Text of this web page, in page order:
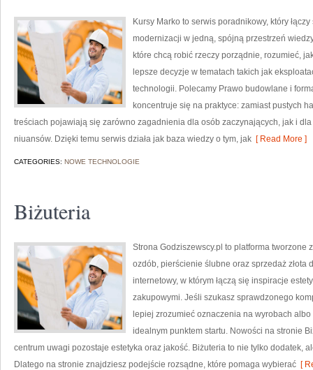
Kursy Marko to serwis poradnikowy, który
modernizacji w jedną, spójną przestrzeń
które chcą robić rzeczy porządnie, rozumieć,
lepsze decyzje w tematach takich jak
technologii. Polecamy Prawo budowlane i
koncentruje się na praktyce: zamiast pustych
treściach pojawiają się zarówno zagadnienia dla osób zaczynających, jak i
niuansów. Dzięki temu serwis działa jak baza wiedzy o tym, jak [ Read More ]
CATEGORIES: NOWE TECHNOLOGIE
Biżuteria
Strona Godziszewscy.pl to platforma tworzone
ozdób, pierścienie ślubne oraz sprzedaż złota
internetowy, w którym łączą się inspiracje
zakupowymi. Jeśli szukasz sprawdzonego
lepiej zrozumieć oznaczenia na wyrobach
idealnym punktem startu. Nowości na stronie
centrum uwagi pozostaje estetyka oraz jakość. Biżuteria to nie tylko dodatek,
Dlatego na stronie znajdziesz podejście rozsądne, które pomaga wybierać [